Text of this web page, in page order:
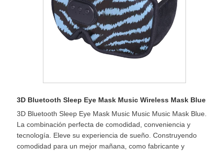
3D Bluetooth Sleep Eye Mask Music Wireless Mask Blue
3D Bluetooth Sleep Eye Mask Music Music Music Mask Blue.
La combinación perfecta de comodidad, conveniencia y
tecnología. Eleve su experiencia de sueño. Construyendo
comodidad para un mejor mañana, como fabricante y